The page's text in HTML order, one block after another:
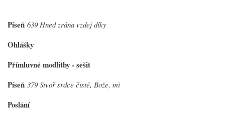
Píseň 639 Hned zrána vzdej díky
Ohlášky
Přímluvné modlitby - sešit
Píseň 379 Stvoř srdce čisté, Bože, mi
Poslání